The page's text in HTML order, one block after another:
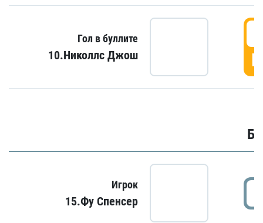
Гол в буллите
10.Николлс Джош
Игрок
15.Фу Спенсер